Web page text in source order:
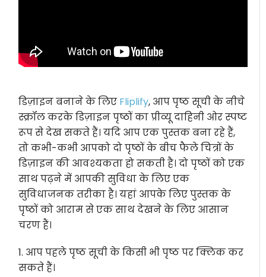
डिज़ाइन बनाने के लिए Fliplify, आप पृष्ठ सूची के नीचे
स्क्रॉल करके डिज़ाइन पृष्ठों का प्रीव्यू दाहिनी ओर स्पष्ट
रूप से देख सकते हैं। यदि आप एक पुस्तक बना रहे हैं,
तो कभी-कभी आपको दो पृष्ठों के बीच फैले चित्रों के
डिज़ाइन की आवश्यकता हो सकती है। दो पृष्ठों को एक
साथ पढ़ने में आपकी सुविधा के लिए एक
सुविधाजनक तरीका है। यहां आपके लिए पुस्तक के
पृष्ठों को आराम से एक साथ देखने के लिए आसान
चरण हैं।
1. आप पहले पृष्ठ सूची के किसी भी पृष्ठ पर क्लिक कर
सकते हैं।